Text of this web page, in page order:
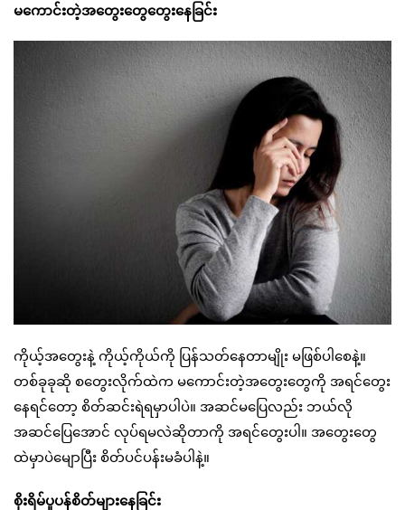
မကောင်းတဲ့အတွေးတွေတွေးနေခြင်း
ကိုယ့်အတွေးနဲ့ ကိုယ့်ကိုယ်ကို ပြန်သတ်နေတာမျိုး မဖြစ်ပါစေနဲ့။
တစ်ခုခုဆို စတွေးလိုက်ထဲက မကောင်းတဲ့အတွေးတွေကို အရင်တွေး
နေရင်တော့ စိတ်ဆင်းရဲရမှာပါပဲ။ အဆင်မပြေလည်း ဘယ်လို
အဆင်ပြေအောင် လုပ်ရမလဲဆိုတာကို အရင်တွေးပါ။ အတွေးတွေ
ထဲမှာပဲမျောပြီး စိတ်ပင်ပန်းမခံပါနဲ့။
စိုးရိမ်ပူပန်စိတ်များနေခြင်း